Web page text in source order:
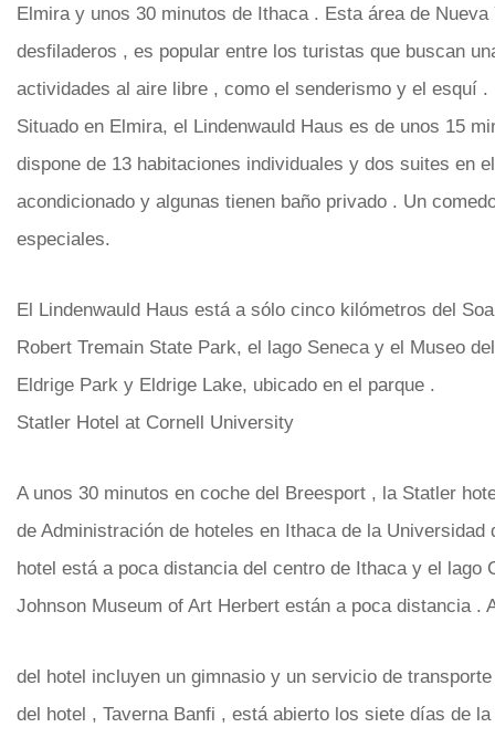
Elmira y unos 30 minutos de Ithaca . Esta área de
desfiladeros , es popular entre los turistas que buscan
actividades al aire libre , como el senderismo y el esquí .
Situado en Elmira, el Lindenwauld Haus es de unos 15
dispone de 13 habitaciones individuales y dos suites en
acondicionado y algunas tienen baño privado . Un
especiales.
El Lindenwauld Haus está a sólo cinco kilómetros del
Robert Tremain State Park, el lago Seneca y el Museo
Eldrige Park y Eldrige Lake, ubicado en el parque .
Statler Hotel at Cornell University
A unos 30 minutos en coche del Breesport , la Statler
de Administración de hoteles en Ithaca de la
hotel está a poca distancia del centro de Ithaca y el lago
Johnson Museum of Art Herbert están a poca distancia .
del hotel incluyen un gimnasio y un servicio de
del hotel , Taverna Banfi , está abierto los siete días de